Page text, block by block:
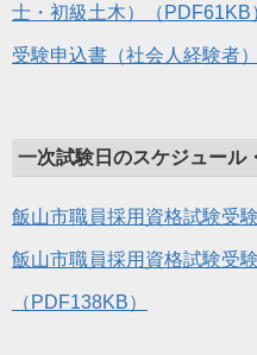
士・初級土木）（PDF61KB
受験申込書（社会人経験者
一次試験日のスケジュール
飯山市職員採用資格試験受
飯山市職員採用資格試験受
（PDF138KB）